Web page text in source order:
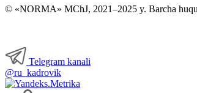
© «NORMA» MChJ, 2021–2025 y. Barcha
Telegram kanali
@ru_kadrovik